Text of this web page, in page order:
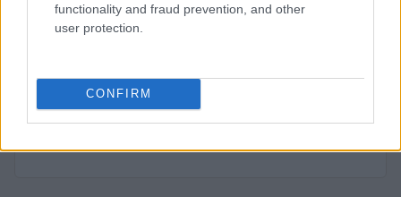
functionality and fraud prevention, and other
user protection.
CONFIRM
Scoperte carcasse di moto e motori in container
4 Nuova Zelanda: ondata di freddo eccezionale porta
neve a bassa quota
5 Governo italiano insiste su neutralità tecnologica per